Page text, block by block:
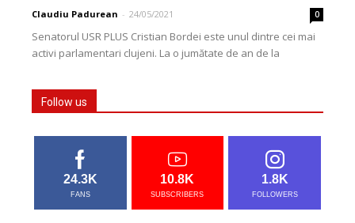
Claudiu Padurean - 24/05/2021 0
Senatorul USR PLUS Cristian Bordei este unul dintre cei mai
activi parlamentari clujeni. La o jumătate de an de la
Follow us
24.3K
FANS
10.8K
SUBSCRIBERS
1.8K
FOLLOWERS